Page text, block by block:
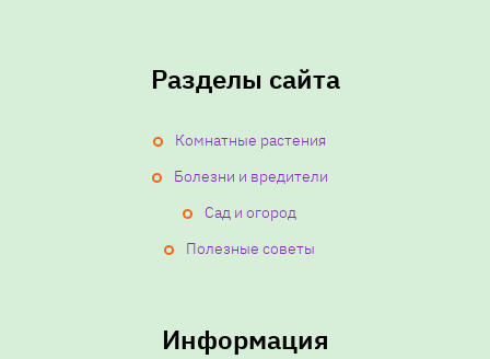
Разделы сайта
Комнатные растения
Болезни и вредители
Сад и огород
Полезные советы
Информация